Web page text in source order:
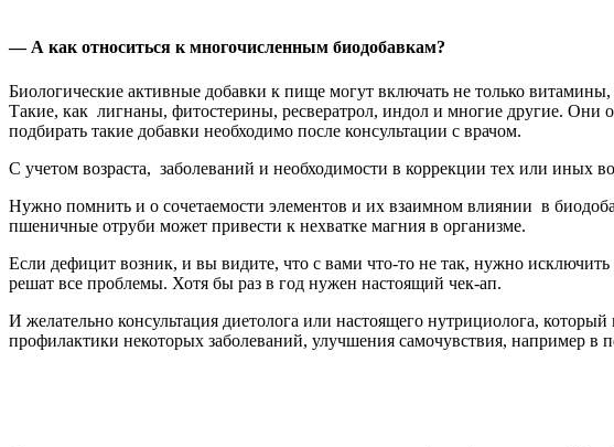
— А как относиться к многочисленным биодобавкам?
Биологические активные добавки к пище могут включать не только
Такие, как лигнаны, фитостерины, ресвератрол, индол и многие другие.
подбирать такие добавки необходимо после консультации с врачом.
С учетом возраста, заболеваний и необходимости в коррекции тех или иных
Нужно помнить и о сочетаемости элементов и их взаимном влиянии в
пшеничные отруби может привести к нехватке магния в организме.
Если дефицит возник, и вы видите, что с вами что-то не так, нужно
решат все проблемы. Хотя бы раз в год нужен настоящий чек-ап.
И желательно консультация диетолога или настоящего нутрициолога,
профилактики некоторых заболеваний, улучшения самочувствия, например в